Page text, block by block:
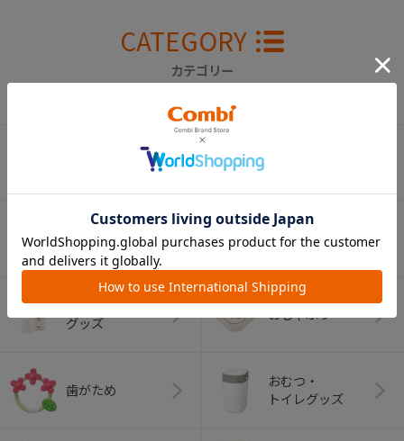
CATEGORY
カテゴリー
ベビーラック＆
ベビーチェア
抱っこひも
（子守帯）
哺乳びん関連
グッズ
おしゃぶり
歯がため
おむつ・
トイレグッズ